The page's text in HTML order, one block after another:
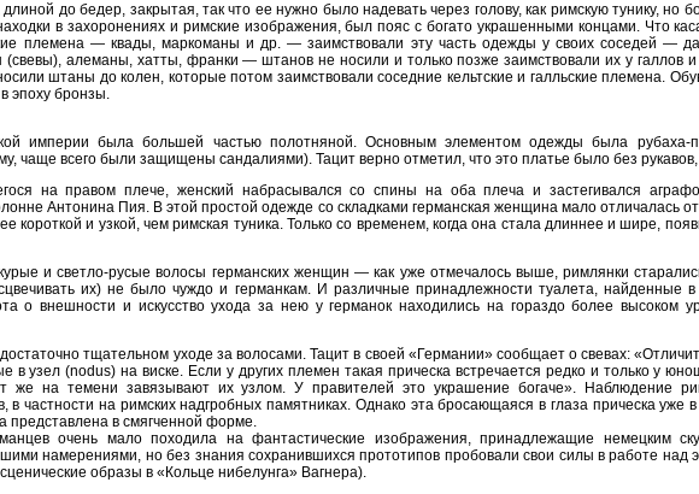
до бедер, закрытая, так что ее нужно было надевать через голову, как римскую тунику, но
в захоронениях и римские изображения, был пояс с богато украшенными концами. Что
племена — квады, маркоманы и др. — заимствовали эту часть одежды у своих соседей —
алеманы, хатты, франки — штанов не носили и только позже заимствовали их у галлов
штаны до колен, которые потом заимствовали соседние кельтские и галльские племена.
эпоху бронзы.
империи была большей частью полотняной. Основным элементом одежды была рубаха-
чаще всего были защищены сандалиями). Тацит верно отметил, что это платье было без
на правом плече, женский набрасывался со спины на оба плеча и застегивался
Антонина Пия. В этой простой одежде со складками германская женщина мало отличалась
короткой и узкой, чем римская туника. Только со временем, когда она стала длиннее и шире,
и светло-русые волосы германских женщин — как уже отмечалось выше, римлянки
их) не было чуждо и германкам. И различные принадлежности туалета,
о внешности и искусство ухода за нею у германок находились на гораздо более высоком
тщательном уходе за волосами. Тацит в своей «Германии» сообщает о свевах:
узел (nodus) на виске. Если у других племен такая прическа встречается редко и только у
же на темени завязывают их узлом. У правителей это украшение богаче». Наблюдение
частности на римских надгробных памятниках. Однако эта бросающаяся в глаза прическа уже в
представлена в смягченной форме.
очень мало походила на фантастические изображения, принадлежащие немецким
намерениями, но без знания сохранившихся прототипов пробовали свои силы в работе над
образы в «Кольце нибелунга» Вагнера).